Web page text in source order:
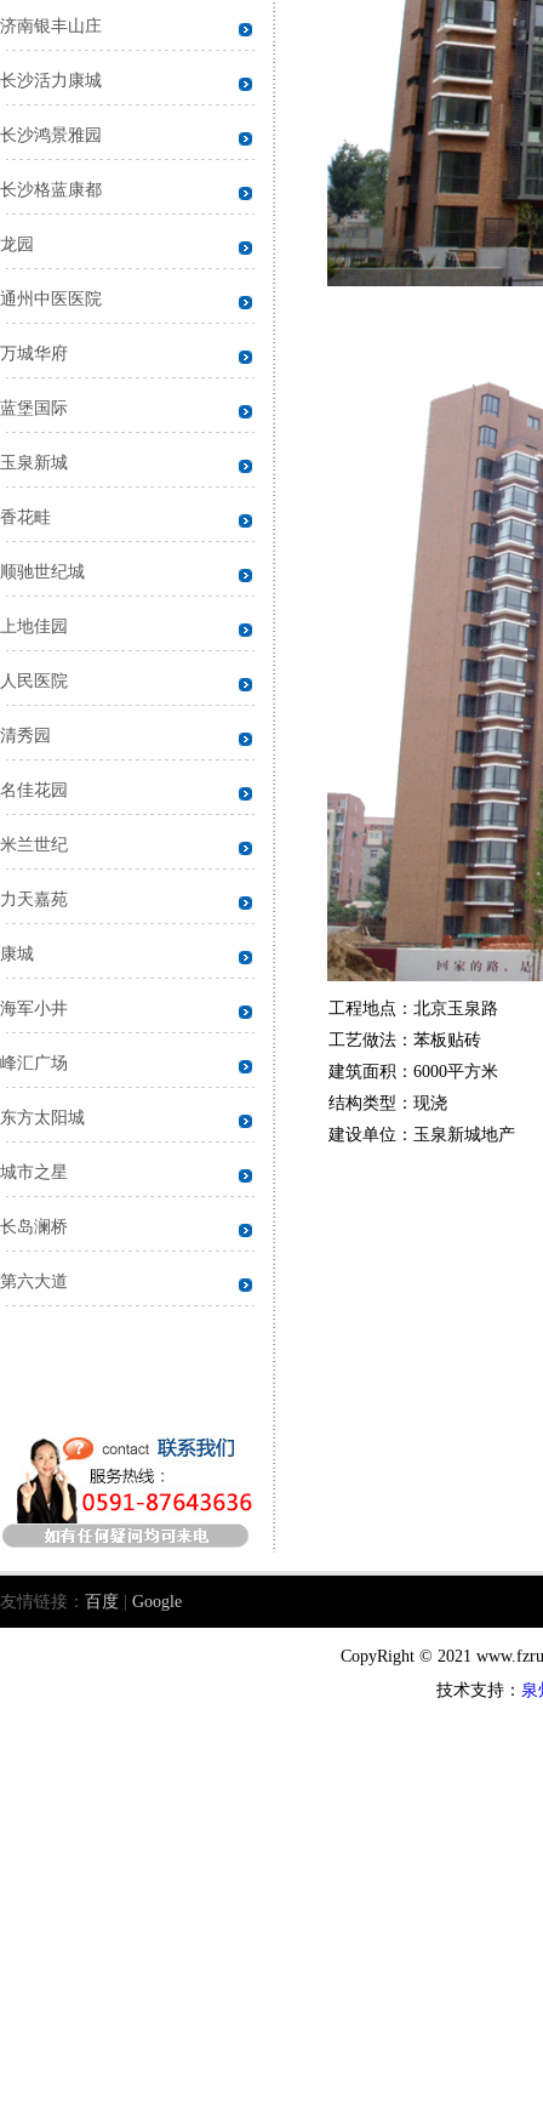
济南银丰山庄
长沙活力康城
长沙鸿景雅园
长沙格蓝康都
龙园
通州中医医院
万城华府
蓝堡国际
玉泉新城
香花畦
顺驰世纪城
上地佳园
人民医院
清秀园
名佳花园
米兰世纪
力天嘉苑
康城
海军小井
峰汇广场
东方太阳城
城市之星
长岛澜桥
第六大道
工程地点：北京玉泉路
工艺做法：苯板贴砖
建筑面积：6000平方米
结构类型：现浇
建设单位：玉泉新城地产
友情链接： 百度 Google
CopyRight © 2021
技术支持： 泉